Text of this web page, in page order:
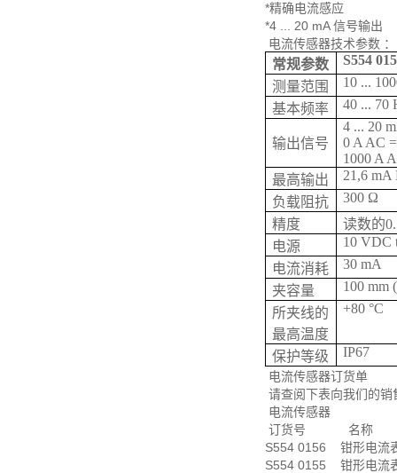
*精确电流感应
*4 ... 20 mA 信号输出
电流传感器技术参数 ：
常规参数
S554
测量范围
10 ...
基本频率
40 ... 70
输出信号
4 ... 20
0 A AC
1000 A
最高输出
21,6 mA
负载阻抗
300 Ω
精度
读数的
电源
10 VDC
电流消耗
30 mA
夹容量
100 mm
所夹线的
最高温度
+80 °C
保护等级 IP67
电流传感器订货单
请查阅下表向我们的销
电流传感器
订货号 名称
S554 0156 钳形电流
S554 0155 钳形电流